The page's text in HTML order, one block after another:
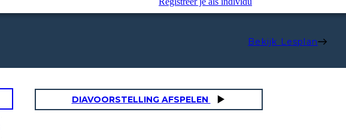
Bekijk Lesplan
DIAVOORSTELLING AFSPELEN